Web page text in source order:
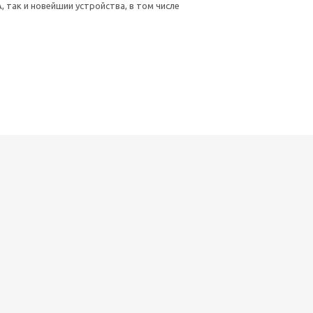
и новейшии устройства, в том числе